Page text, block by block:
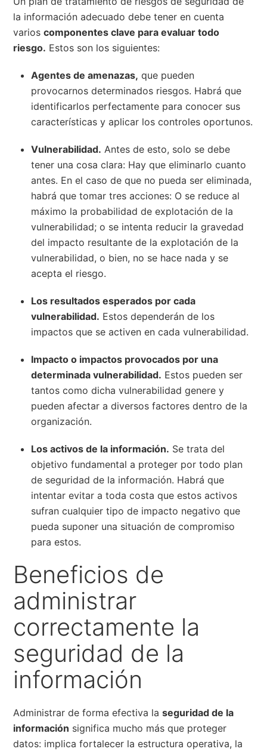
la información adecuado debe tener en cuenta
varioscomponentes clave para evaluar todo
riesgo. Estos son los siguientes:
Agentes de amenazas, que pueden
provocarnos determinados riesgos. Habrá que
identificarlos perfectamente para conocer sus
características y aplicar los controles oportunos.
Vulnerabilidad. Antes de esto, solo se debe
tener una cosa clara: Hay que eliminarlo cuanto
antes. En el caso de que no pueda ser eliminada,
habrá que tomar tres acciones: O se reduce al
máximo la probabilidad de explotación de la
vulnerabilidad; o se intenta reducir la gravedad
del impacto resultante de la explotación de la
vulnerabilidad, o bien, no se hace nada y se
acepta el riesgo.
Los resultados esperados por cada
vulnerabilidad. Estos dependerán de los
impactos que se activen en cada vulnerabilidad.
Impacto o impactos provocados por una
determinada vulnerabilidad. Estos pueden ser
tantos como dicha vulnerabilidad genere y
pueden afectar a diversos factores dentro de la
organización.
Los activos de la información. Se trata del
objetivo fundamental a proteger por todo plan
de seguridad de la información. Habrá que
intentar evitar a toda costa que estos activos
sufran cualquier tipo de impacto negativo que
pueda suponer una situación de compromiso
para estos.
Beneficios de
administrar
correctamente la
seguridad de la
información
Administrar de forma efectiva laseguridad de la
información significa mucho más que proteger
datos: implica fortalecer la estructura operativa, la